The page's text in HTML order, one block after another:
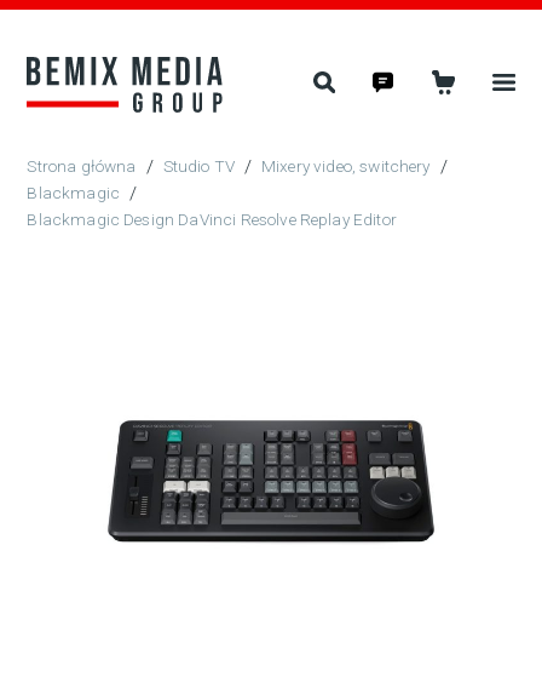
/ Studio TV/ Mixery video, switchery /
Blackmagic /
Blackmagic Design DaVinci Resolve Replay Editor